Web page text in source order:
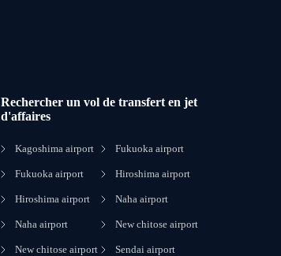
Rechercher un vol de transfert en jet
d'affaires
Kagoshima airport
Fukuoka airport
Hiroshima airport
Naha airport
New chitose airport
Fukuoka airport
Hiroshima airport
Naha airport
New chitose airport
Sendai airport